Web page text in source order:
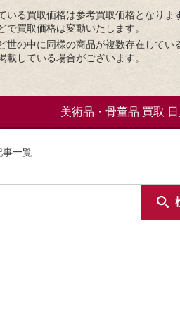
いる買取価格は参考買取価格となりま
で買取価格は変動いたします。
世の中に同様の商品が複数存在してい
載している場合がございます。
美術品・骨董品 買取
事一覧